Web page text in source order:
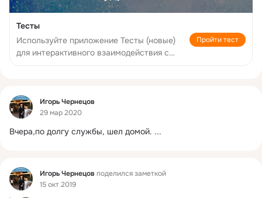
Тесты
Используйте приложение Тесты (новые)
для интерактивного взаимодействия с
Пройти тест
Фид
Игорь Чернецов
29 мар 2020
Вчера,по долгу службы, шел домой. ...
Фид Игорь Чернецов поделился заметкой
15 окт 2019